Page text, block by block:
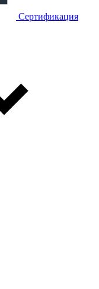
Сертификация